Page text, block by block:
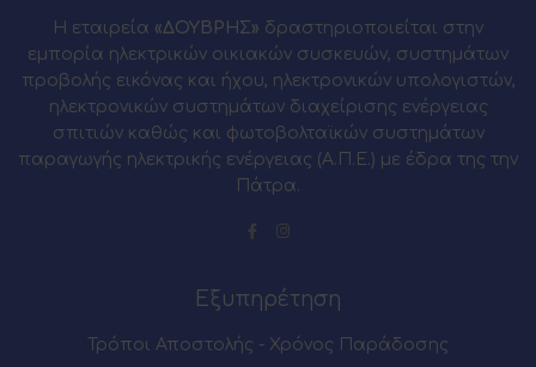
Η εταιρεία «ΔΟΥΒΡΗΣ» δραστηριοποιείται στην
εμπορία ηλεκτρικών οικιακών συσκευών, συστημάτων
προβολής εικόνας και ήχου, ηλεκτρονικών υπολογιστών,
ηλεκτρονικών συστημάτων διαχείρισης ενέργειας
σπιτιών καθώς και φωτοβολταϊκών συστημάτων
παραγωγής ηλεκτρικής ενέργειας (Α.Π.Ε.) με έδρα της την
Πάτρα.
Εξυπηρέτηση
Τρόποι Αποστολής - Χρόνος Παράδοσης